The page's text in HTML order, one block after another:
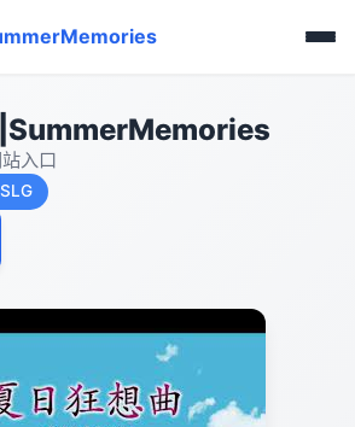
入口